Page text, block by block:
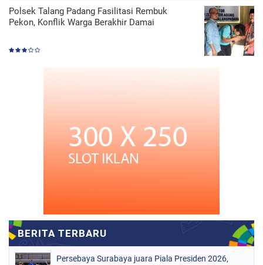
Polsek Talang Padang Fasilitasi Rembuk
Pekon, Konflik Warga Berakhir Damai
Persebaya Surabaya juara Piala Presiden 2026,